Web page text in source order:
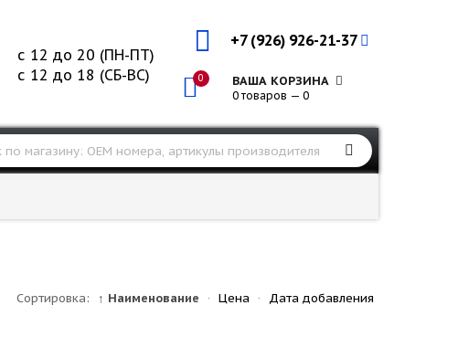
+7 (926) 926-21-37
0 ВАША КОРЗИНА
0 товаров — 0
с 12 до 20 (ПН-ПТ)
с 12 до 18 (СБ-ВС)
Сортировка: ↑ Наименование · Цена · Дата добавления